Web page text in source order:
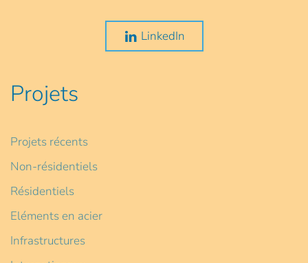
LinkedIn
Projets
Projets récents
Non-résidentiels
Résidentiels
Eléments en acier
Infrastructures